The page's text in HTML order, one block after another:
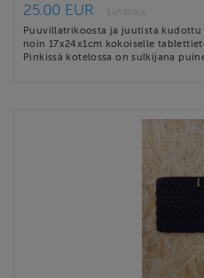
25.00 EUR
1 in stock
Puuvillatrikoosta ja juutista
noin 17x24x1cm kokoiselle
Pinkissä kotelossa on sulkijana